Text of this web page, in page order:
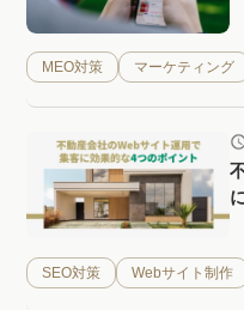
MEO対策 マーケティング
SEO対策 Webサイト制作